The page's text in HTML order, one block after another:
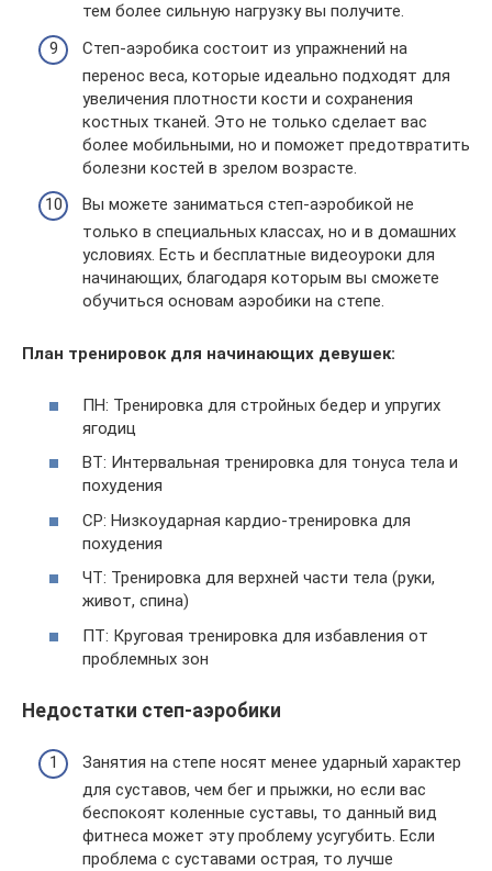
тем более сильную нагрузку вы получите.
Степ-аэробика состоит из упражнений на
перенос веса, которые идеально подходят для
увеличения плотности кости и сохранения
костных тканей. Это не только сделает вас
более мобильными, но и поможет предотвратить
болезни костей в зрелом возрасте.
Вы можете заниматься степ-аэробикой не
только в специальных классах, но и в домашних
условиях. Есть и бесплатные видеоуроки для
начинающих, благодаря которым вы сможете
обучиться основам аэробики на степе.
План тренировок для начинающих девушек:
ПН: Тренировка для стройных бедер и упругих
ягодиц
ВТ: Интервальная тренировка для тонуса тела и
похудения
СР: Низкоударная кардио-тренировка для
похудения
ЧТ: Тренировка для верхней части тела (руки,
живот, спина)
ПТ: Круговая тренировка для избавления от
проблемных зон
Недостатки степ-аэробики
Занятия на степе носят менее ударный характер
для суставов, чем бег и прыжки, но если вас
беспокоят коленные суставы, то данный вид
фитнеса может эту проблему усугубить. Если
проблема с суставами острая, то лучше